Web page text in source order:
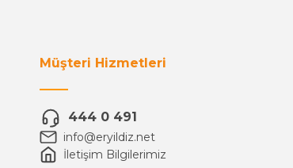
Müşteri Hizmetleri
444 0 491
info@eryildiz.net
İletişim Bilgilerimiz